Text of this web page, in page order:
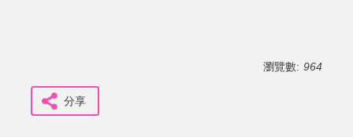
瀏覽數: 964
分享